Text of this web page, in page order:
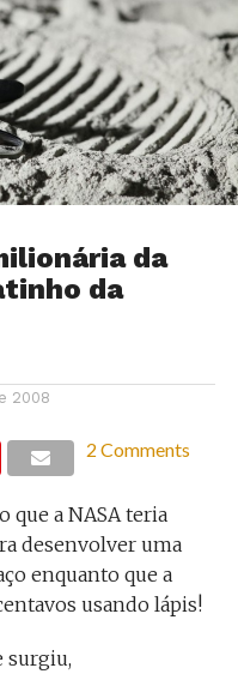
da
da
2008
2 Comments
que a NASA teria
desenvolver uma
enquanto que a
usando lápis!
surgiu,